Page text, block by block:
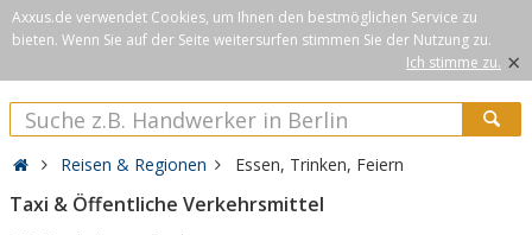
Axxus.de verwendet Cookies, um Ihnen den bestmöglichen Service zu
bieten. Wenn Sie auf der Seite weitersurfen stimmen Sie der Nutzung zu.
Ich stimme zu. ×
Reisen & Regionen Essen, Trinken, Feiern
Taxi & Öffentliche Verkehrsmittel